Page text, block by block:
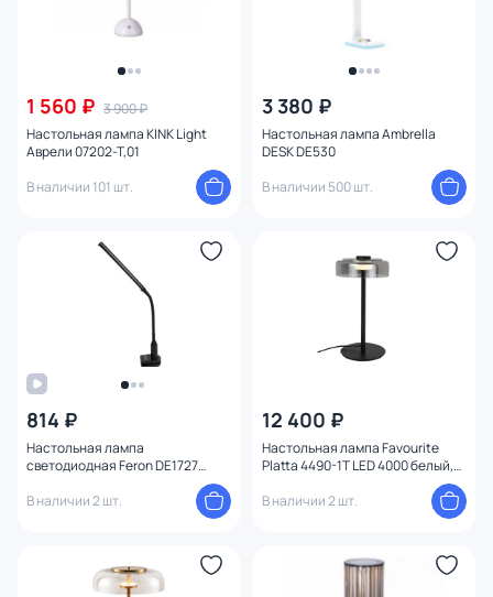
1 560 ₽ 3 900 ₽
Настольная лампа KINK Light
Аврели 07202-T,01
В наличии 101 шт.
3 380 ₽
Настольная лампа Ambrella
DESK DE530
В наличии 500 шт.
814 ₽
Настольная лампа
светодиодная Feron DE1727
В наличии 2 шт.
12 400 ₽
Настольная лампа Favourite
Platta 4490-1T LED 4000 белый,
В наличии 2 шт.